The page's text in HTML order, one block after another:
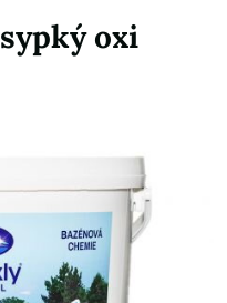
oxi